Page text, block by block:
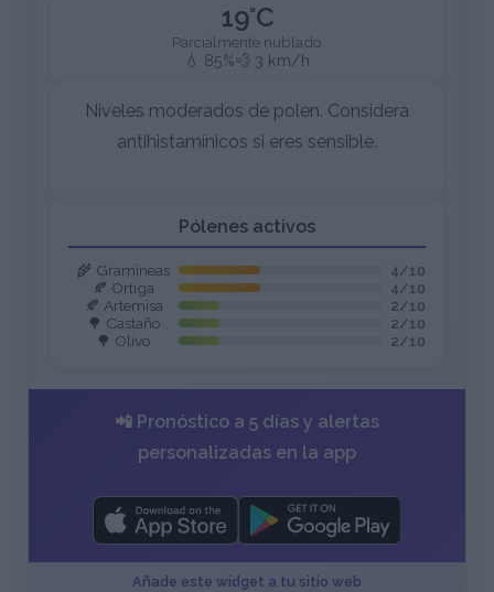
19°C
Parcialmente nublado
💧 85%💨 3 km/h
Niveles moderados de polen. Considera
antihistamínicos si eres sensible.
Pólenes activos
🌾 Gramíneas 4/10
🍂 Ortiga 4/10
🍂 Artemisa 2/10
🌳 Castaño 2/10
🌳 Olivo 2/10
📲 Pronóstico a 5 días y alertas
personalizadas en la app
Añade este widget a tu sitio web